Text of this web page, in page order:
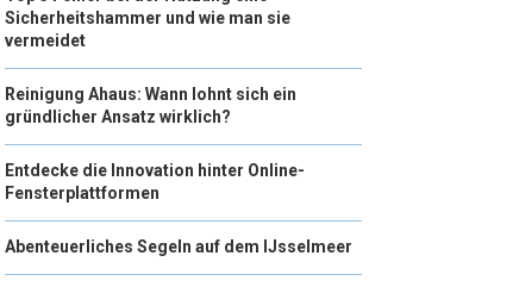
Sicherheitshammer und wie man sie
vermeidet
Reinigung Ahaus: Wann lohnt sich ein
gründlicher Ansatz wirklich?
Entdecke die Innovation hinter Online-
Fensterplattformen
Abenteuerliches Segeln auf dem IJsselmeer